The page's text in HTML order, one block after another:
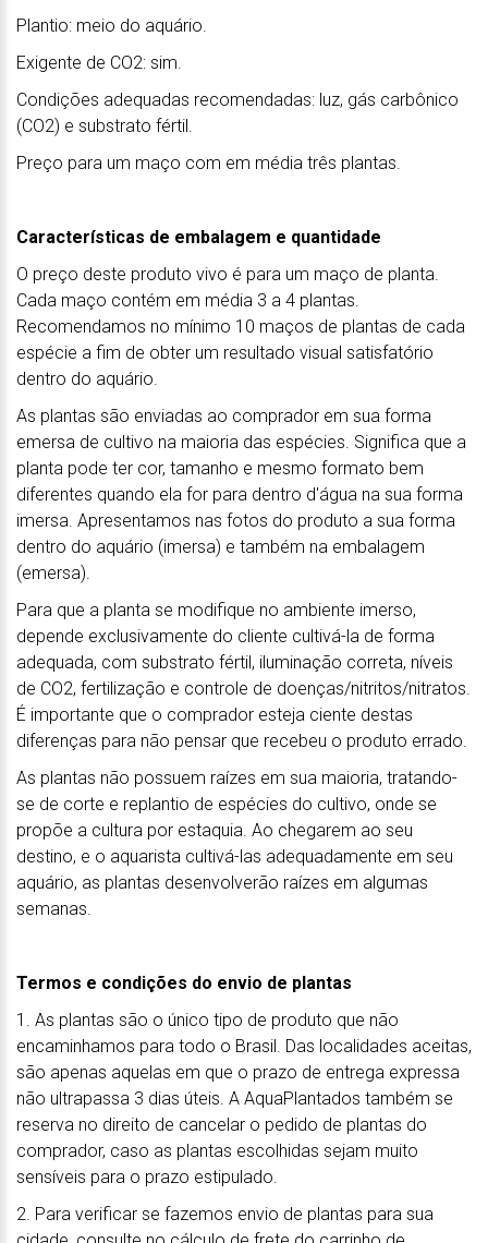
Plantio: meio do aquário.
Exigente de CO2: sim.
Condições adequadas recomendadas: luz, gás carbônico
(CO2) e substrato fértil.
Preço para um maço com em média três plantas.
Características de embalagem e quantidade
O preço deste produto vivo é para um maço de planta.
Cada maço contém em média 3 a 4 plantas.
Recomendamos no mínimo 10 maços de plantas de cada
espécie a fim de obter um resultado visual satisfatório
dentro do aquário.
As plantas são enviadas ao comprador em sua forma
emersa de cultivo na maioria das espécies. Significa que a
planta pode ter cor, tamanho e mesmo formato bem
diferentes quando ela for para dentro d'água na sua forma
imersa. Apresentamos nas fotos do produto a sua forma
dentro do aquário (imersa) e também na embalagem
(emersa).
Para que a planta se modifique no ambiente imerso,
depende exclusivamente do cliente cultivá-la de forma
adequada, com substrato fértil, iluminação correta, níveis
de CO2, fertilização e controle de doenças/nitritos/nitratos.
É importante que o comprador esteja ciente destas
diferenças para não pensar que recebeu o produto errado.
As plantas não possuem raízes em sua maioria, tratando-
se de corte e replantio de espécies do cultivo, onde se
propõe a cultura por estaquia. Ao chegarem ao seu
destino, e o aquarista cultivá-las adequadamente em seu
aquário, as plantas desenvolverão raízes em algumas
semanas.
Termos e condições do envio de plantas
1. As plantas são o único tipo de produto que não
encaminhamos para todo o Brasil. Das localidades aceitas,
são apenas aquelas em que o prazo de entrega expressa
não ultrapassa 3 dias úteis. A AquaPlantados também se
reserva no direito de cancelar o pedido de plantas do
comprador, caso as plantas escolhidas sejam muito
sensíveis para o prazo estipulado.
2. Para verificar se fazemos envio de plantas para sua